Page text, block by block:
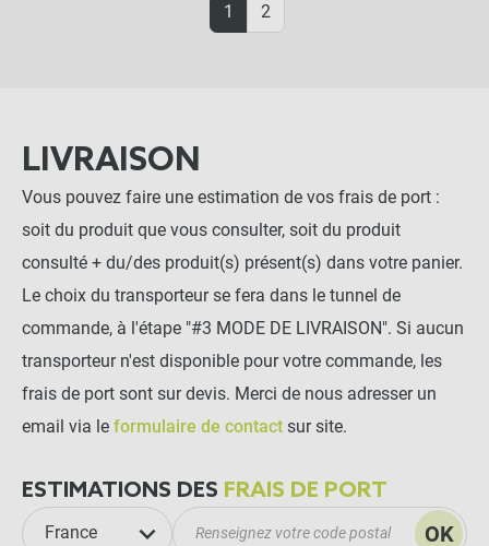
1 2
LIVRAISON
Vous pouvez faire une estimation de vos frais de port :
soit du produit que vous consulter, soit du produit
consulté + du/des produit(s) présent(s) dans votre panier.
Le choix du transporteur se fera dans le tunnel de
commande, à l'étape "#3 MODE DE LIVRAISON". Si aucun
transporteur n'est disponible pour votre commande, les
frais de port sont sur devis. Merci de nous adresser un
email via le formulaire de contact sur site.
ESTIMATIONS DES FRAIS DE PORT
France OK